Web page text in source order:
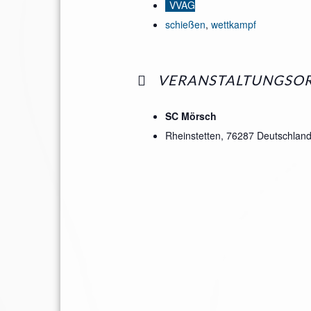
VVAG
schießen, wettkampf
SC Mörsch
Rheinstetten, 76287 Deutschland